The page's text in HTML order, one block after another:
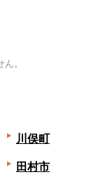
。
川俣町
田村市